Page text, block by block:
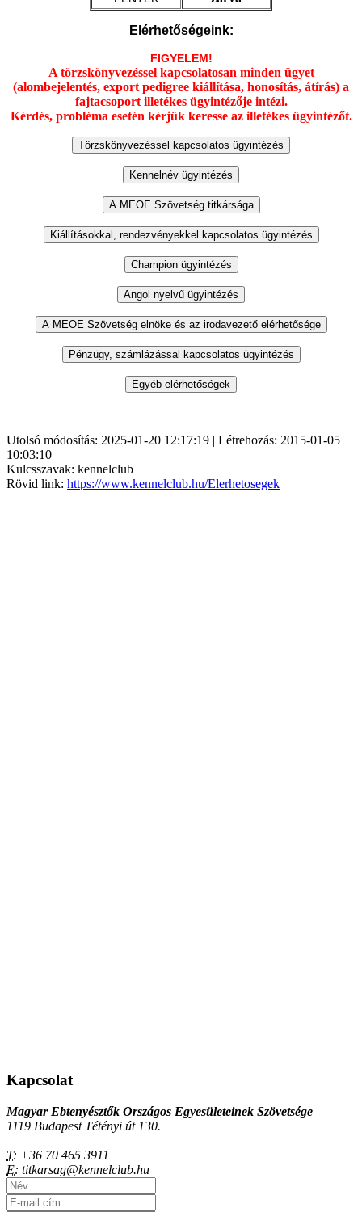
Elérhetőségeink:
FIGYELEM!
A törzskönyvezéssel kapcsolatosan minden ügyet
(alombejelentés, export pedigree kiállítása, honosítás, átírás) a
fajtacsoport illetékes ügyintézője intézi.
Kérdés, probléma esetén kérjük keresse az illetékes ügyintézőt.
Utolsó módosítás: 2025-01-20 12:17:19 | Létrehozás: 2015-01-05
10:03:10
Kulcsszavak: kennelclub
Rövid link: https://www.kennelclub.hu/Elerhetosegek
Kapcsolat
Magyar Ebtenyésztők Országos Egyesületeinek Szövetsége
1119 Budapest Tétényi út 130.
T: +36 70 465 3911
E: titkarsag@kennelclub.hu